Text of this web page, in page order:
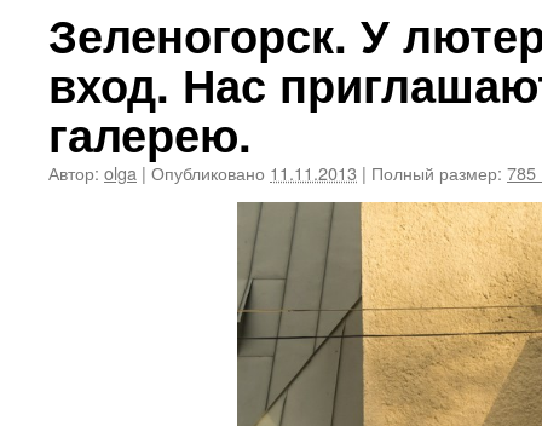
Зеленогорск. У
вход. Нас
галерею.
Автор: olga | Опубликовано 11.11.2013 | Полный размер: 785